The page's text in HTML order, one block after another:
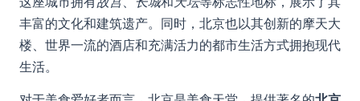
丰富的文化和建筑遗产。同时，北京也以其创新的摩天大
楼、世界一流的酒店和充满活力的都市生活方式拥抱现代
生活。